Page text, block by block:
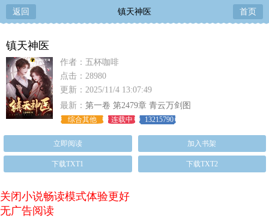
返回 镇天神医 首页
镇天神医
作者：五杯咖啡
点击：28980
更新：2025/11/4 13:07:49
最新： 第一卷 第2479章 青云万剑图
综合其他 连载中 13215790
立即阅读 加入书架
下载TXT1 下载TXT2
关闭小说畅读模式体验更好
无广告阅读